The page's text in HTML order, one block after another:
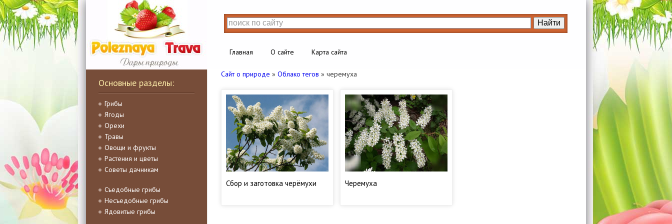
Главная О сайте Карта сайта
Основные разделы:
Грибы
Ягоды
Орехи
Травы
Овощи и фрукты
Растения и цветы
Советы дачникам
Съедобные грибы
Несъедобные грибы
Ядовитые грибы
Сайт о природе » Облако тегов » черемуха
Сбор и заготовка черёмухи Черемуха